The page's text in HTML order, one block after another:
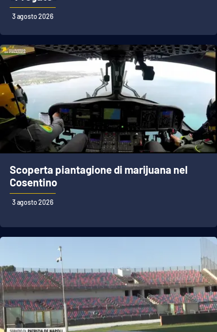
3 agosto 2026
Scoperta piantagione di marijuana nel
Cosentino
3 agosto 2026